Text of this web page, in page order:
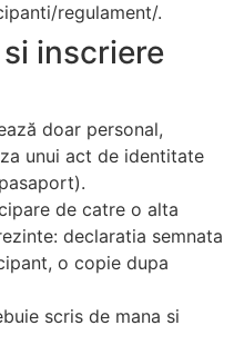
regulament/.
inscriere
doar personal,
unui act de identitate
de catre o alta
declaratia semnata
o copie dupa
scris de mana si